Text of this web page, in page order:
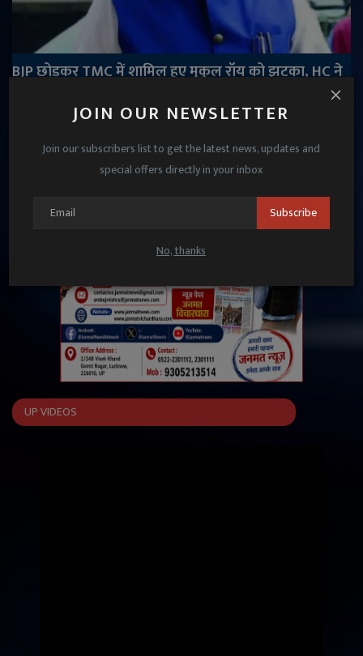
JOIN OUR NEWSLETTER
Join our subscribers list to get the latest news, updates and
special offers directly in your inbox
Subscribe
No, thanks
BJP छोड़कर TMC में शामिल हुए मुकुल रॉय को झटका, HC ने
Nov 13, 2025
UP VIDEOS